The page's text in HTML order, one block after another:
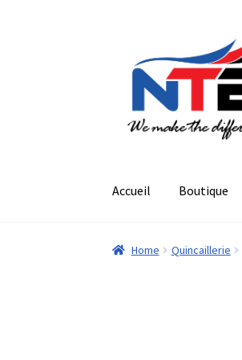
navigation
contenu
Accueil Boutique
Home Quincaillerie